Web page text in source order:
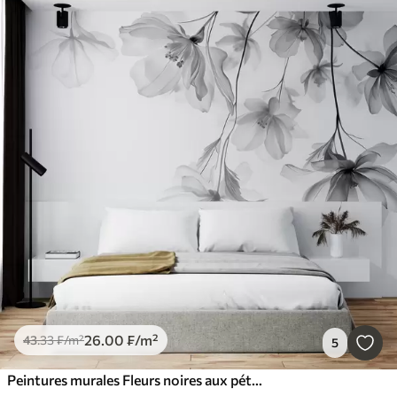
43.33₣/m²26.00 ₣/m² 5
Peintures murales Fleurs noires aux pétales translucides suspendues à une branche, noir et blanc, composition d'art moderne minimaliste